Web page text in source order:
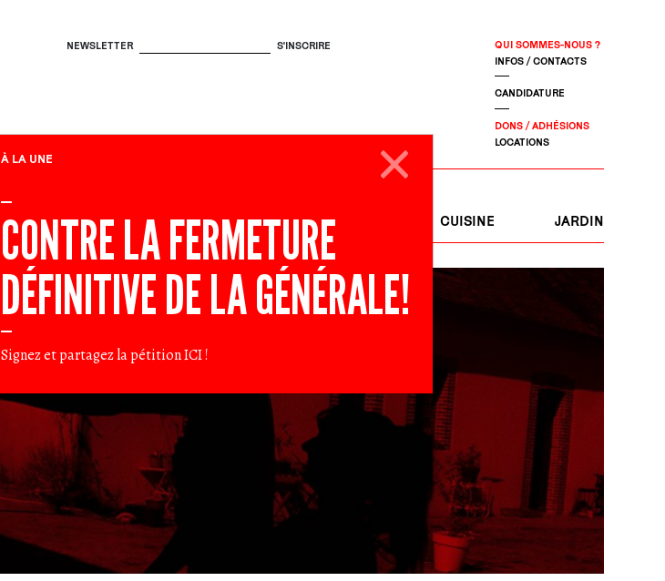
NEWSLETTER
QUI SOMMES-NOUS ?
INFOS / CONTACTS
CANDIDATURE
DONS / ADHÉSIONS
LOCATIONS
EN LUTTE RENDEZ-VOUS JOURNAL CUISINE JARDIN
À LA UNE
CONTRE LA FERMETURE
DÉFINITIVE DE LA GÉNÉRALE!
Signez et partagez la pétitionICI!